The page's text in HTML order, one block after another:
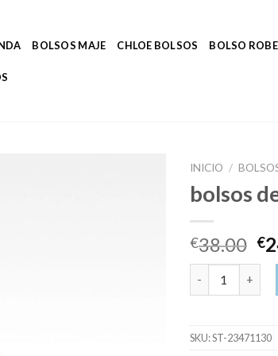
BOLSOS MAJE CHLOE BOLSOS BOLSO
INICIO /
bolsos
€38.00 €
bolsos de
SKU:ST-23471130